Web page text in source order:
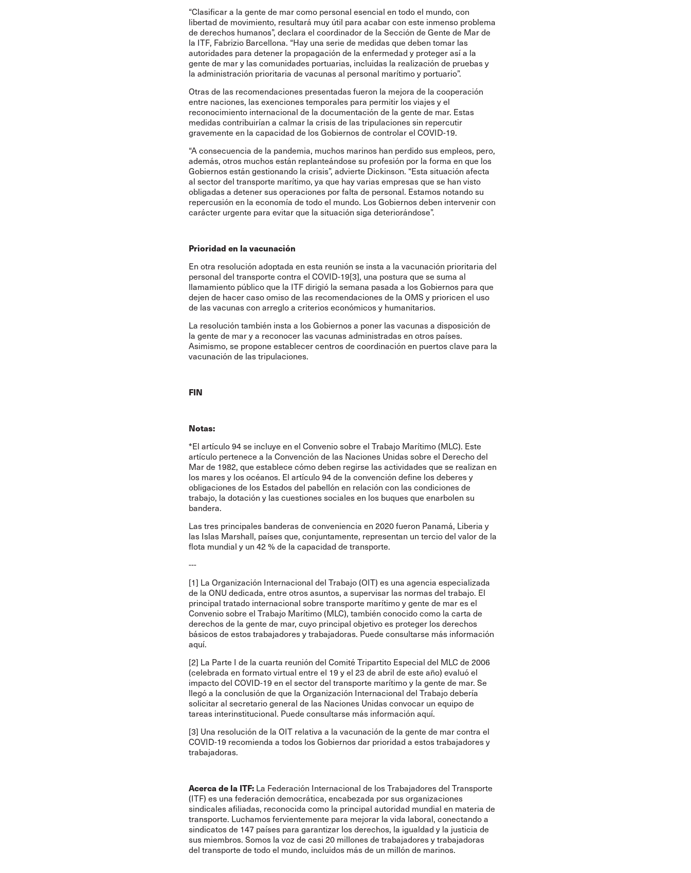
“Clasificar a la gente de mar como personal esencial en todo el mundo, con
libertad de movimiento, resultará muy útil para acabar con este inmenso problema
de derechos humanos”, declara el coordinador de la Sección de Gente de Mar de
la ITF, Fabrizio Barcellona. “Hay una serie de medidas que deben tomar las
autoridades para detener la propagación de la enfermedad y proteger así a la
gente de mar y las comunidades portuarias, incluidas la realización de pruebas y
la administración prioritaria de vacunas al personal marítimo y portuario”.
Otras de las recomendaciones presentadas fueron la mejora de la cooperación
entre naciones, las exenciones temporales para permitir los viajes y el
reconocimiento internacional de la documentación de la gente de mar. Estas
medidas contribuirían a calmar la crisis de las tripulaciones sin repercutir
gravemente en la capacidad de los Gobiernos de controlar el COVID-19.
“A consecuencia de la pandemia, muchos marinos han perdido sus empleos, pero,
además, otros muchos están replanteándose su profesión por la forma en que los
Gobiernos están gestionando la crisis”, advierte Dickinson. “Esta situación afecta
al sector del transporte marítimo, ya que hay varias empresas que se han visto
obligadas a detener sus operaciones por falta de personal. Estamos notando su
repercusión en la economía de todo el mundo. Los Gobiernos deben intervenir con
carácter urgente para evitar que la situación siga deteriorándose”.
Prioridad en la vacunación
En otra resolución adoptada en esta reunión se insta a la vacunación prioritaria del
personal del transporte contra el COVID-19[3], una postura que se suma al
llamamiento públicoque la ITF dirigió la semana pasada a los Gobiernos para que
dejen de hacer caso omiso de las recomendaciones de la OMS y prioricen el uso
de las vacunas con arreglo a criterios económicos y humanitarios.
La resolución también insta a los Gobiernos a poner las vacunas a disposición de
la gente de mar y a reconocer las vacunas administradas en otros países.
Asimismo, se propone establecer centros de coordinación en puertos clave para la
vacunación de las tripulaciones.
FIN
Notas:
*El artículo 94 se incluye en el Convenio sobre el Trabajo Marítimo (MLC). Este
artículo pertenece a la Convención de las Naciones Unidas sobre el Derecho del
Mar de 1982, que establece cómo deben regirse las actividades que se realizan en
los mares y los océanos. El artículo 94 de la convención define los deberes y
obligaciones de los Estados del pabellón en relación con las condiciones de
trabajo, la dotación y las cuestiones sociales en los buques que enarbolen su
bandera.
Las tres principales banderas de conveniencia en 2020 fueron Panamá, Liberia y
las Islas Marshall, países que, conjuntamente, representan un tercio del valor de la
flota mundial y un 42 % de la capacidad de transporte.
---
[1] La Organización Internacional del Trabajo (OIT) es una agencia especializada
de la ONU dedicada, entre otros asuntos, a supervisar las normas del trabajo. El
principal tratado internacional sobre transporte marítimo y gente de mar es el
Convenio sobre el Trabajo Marítimo (MLC), también conocido como la carta de
derechos de la gente de mar, cuyo principal objetivo es proteger los derechos
básicos de estos trabajadores y trabajadoras. Puede consultarse más información
aquí.
[2] La Parte I de la cuarta reunión del Comité Tripartito Especial del MLC de 2006
(celebrada en formato virtual entre el 19 y el 23 de abril de este año) evaluó el
impacto del COVID-19 en el sector del transporte marítimo y la gente de mar. Se
llegó a la conclusión de que la Organización Internacional del Trabajo debería
solicitar al secretario general de las Naciones Unidas convocar un equipo de
tareas interinstitucional. Puede consultarse más información aquí.
[3] Una resolución de la OIT relativa a la vacunación de la gente de mar contra el
COVID-19 recomienda a todos los Gobiernos dar prioridad a estos trabajadores y
trabajadoras.
Acerca de la ITF: La Federación Internacional de los Trabajadores del Transporte
(ITF) es una federación democrática, encabezada por sus organizaciones
sindicales afiliadas, reconocida como la principal autoridad mundial en materia de
transporte. Luchamos fervientemente para mejorar la vida laboral, conectando a
sindicatos de 147 países para garantizar los derechos, la igualdad y la justicia de
sus miembros. Somos la voz de casi 20 millones de trabajadores y trabajadoras
del transporte de todo el mundo, incluidos más de un millón de marinos.